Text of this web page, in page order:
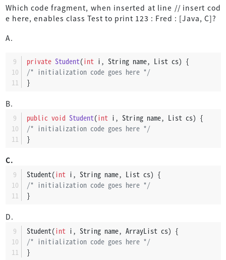
Which code fragment, when inserted at line // insert cod
e here, enables class Test to print 123 : Fred : [Java, C]?
A.
private Student(int i, String name, List cs) {
/* initialization code goes here */
}
B.
public void Student(int i, String name, List cs) {
/* initialization code goes here */
}
C.
Student(int i, String name, List cs) {
/* initialization code goes here */
}
D.
Student(int i, String name, ArrayList cs) {
/* initialization code goes here */
}